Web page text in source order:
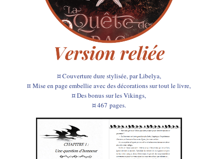
¤ Couverture dure stylisée,parLibelya,
¤ Mise en page embellie avec des décorations sur tout le livre,
¤ Des bonus sur les Vikings,
¤ 467 pages.